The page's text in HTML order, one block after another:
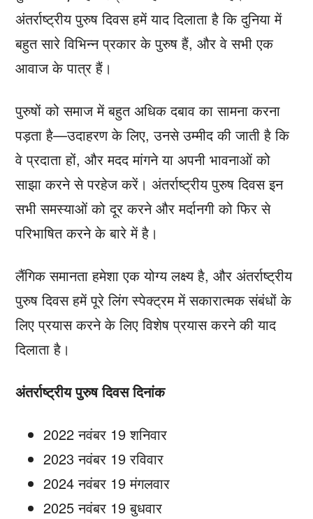
अंतर्राष्ट्रीय पुरुष दिवस हमें याद दिलाता है कि दुनिया में
बहुत सारे विभिन्न प्रकार के पुरुष हैं, और वे सभी एक
आवाज के पात्र हैं।
पुरुषों को समाज में बहुत अधिक दबाव का सामना करना
पड़ता है—उदाहरण के लिए, उनसे उम्मीद की जाती है कि
वे प्रदाता हों, और मदद मांगने या अपनी भावनाओं को
साझा करने से परहेज करें। अंतर्राष्ट्रीय पुरुष दिवस इन
सभी समस्याओं को दूर करने और मर्दानगी को फिर से
परिभाषित करने के बारे में है।
लैंगिक समानता हमेशा एक योग्य लक्ष्य है, और अंतर्राष्ट्रीय
पुरुष दिवस हमें पूरे लिंग स्पेक्ट्रम में सकारात्मक संबंधों के
लिए प्रयास करने के लिए विशेष प्रयास करने की याद
दिलाता है।
अंतर्राष्ट्रीय पुरुष दिवस दिनांक
2022 नवंबर 19 शनिवार
2023 नवंबर 19 रविवार
2024 नवंबर 19 मंगलवार
2025 नवंबर 19 बुधवार